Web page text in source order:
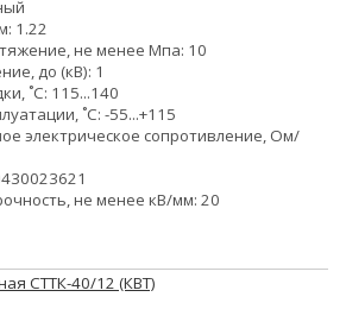
1.22
не менее Мпа: 10
до (кВ): 1
˚С: 115...140
˚С: -55...+115
электрическое сопротивление, Ом/
не менее кВ/мм: 20
СТТК-40/12 (КВТ)